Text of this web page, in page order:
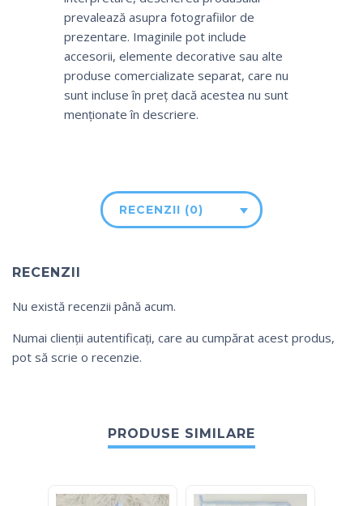
prevalează asupra fotografiilor de
prezentare. Imaginile pot include
accesorii, elemente decorative sau alte
produse comercializate separat, care nu
sunt incluse în preț dacă acestea nu sunt
menționate în descriere.
RECENZII (0)
RECENZII
Nu există recenzii până acum.
Numai clienții autentificați, care au cumpărat acest produs,
pot să scrie o recenzie.
PRODUSE SIMILARE